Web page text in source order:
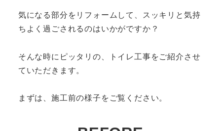
気になる部分をリフォームして、スッキリと気持
ちよく過ごされるのはいかがですか？
そんな時にピッタリの、トイレ工事をご紹介させ
ていただきます。
まずは、施工前の様子をご覧ください。